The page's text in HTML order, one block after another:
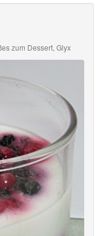
zum Dessert, Glyx